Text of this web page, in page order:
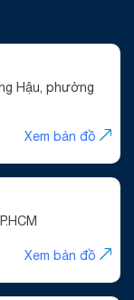
Hậu, phường
Xem bản đồ
Xem bản đồ